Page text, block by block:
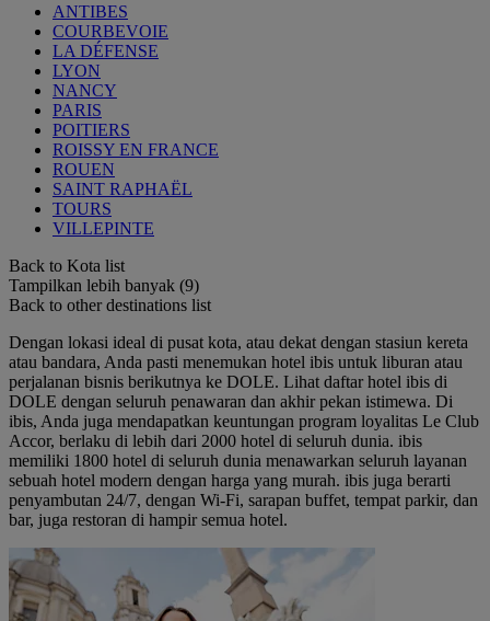
ANTIBES
COURBEVOIE
LA DÉFENSE
LYON
NANCY
PARIS
POITIERS
ROISSY EN FRANCE
ROUEN
SAINT RAPHAËL
TOURS
VILLEPINTE
Back to Kota list
Tampilkan lebih banyak (9)
Back to other destinations list
Dengan lokasi ideal di pusat kota, atau dekat dengan stasiun kereta
atau bandara, Anda pasti menemukan hotel ibis untuk liburan atau
perjalanan bisnis berikutnya ke DOLE. Lihat daftar hotel ibis di
DOLE dengan seluruh penawaran dan akhir pekan istimewa. Di
ibis, Anda juga mendapatkan keuntungan program loyalitas Le Club
Accor, berlaku di lebih dari 2000 hotel di seluruh dunia. ibis
memiliki 1800 hotel di seluruh dunia menawarkan seluruh layanan
sebuah hotel modern dengan harga yang murah. ibis juga berarti
penyambutan 24/7, dengan Wi-Fi, sarapan buffet, tempat parkir, dan
bar, juga restoran di hampir semua hotel.